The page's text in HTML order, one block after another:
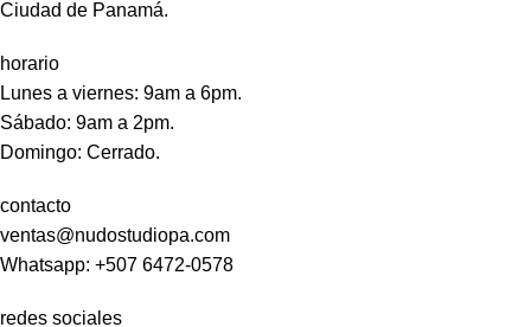
Ciudad de Panamá.
horario
Lunes a viernes: 9am a 6pm.
Sábado: 9am a 2pm.
Domingo: Cerrado.
contacto
ventas@nudostudiopa.com
Whatsapp: +507 6472-0578
redes sociales